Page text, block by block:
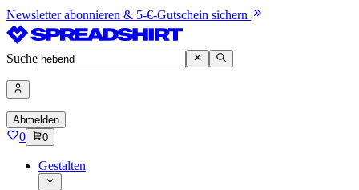
Newsletter abonnieren & 5-€-Gutschein sichern
Suche
Abmelden
0 0
Gestalten